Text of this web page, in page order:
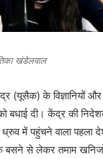
खंडेलवाल
(यूसैक) के विज्ञानियों और
बधाई दी। केंद्र की
ध्रुव में पहुंचने वाला
बसने से लेकर तमाम